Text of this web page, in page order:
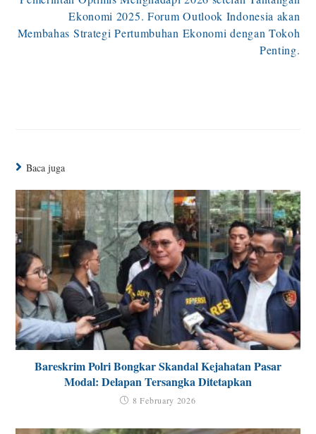
Ekonomi 2025. Forum Outlook Indonesia akan
Membahas Strategi Pertumbuhan Ekonomi dengan Tokoh
Penting.
Baca juga
Bareskrim Polri Bongkar Skandal Kejahatan Pasar
Modal: Delapan Tersangka Ditetapkan
8 February 2026